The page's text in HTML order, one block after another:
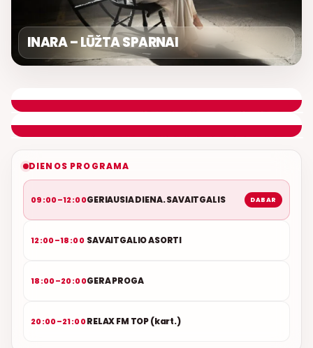
INARA – LŪŽTA SPARNAI
DIENOS PROGRAMA
09:00–12:00GERIAUSIA DIENA. SAVAITGALIS DABAR
12:00–18:00 SAVAITGALIO ASORTI
18:00–20:00GERA PROGA
20:00–21:00RELAX FM TOP (kart.)